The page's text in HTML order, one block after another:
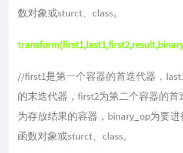
数对象或sturct、class。
//first1是第一个容器的首迭代器，
的末迭代器，first2为第二个容器的首
为存放结果的容器，binary_op为要
函数对象或sturct、class。